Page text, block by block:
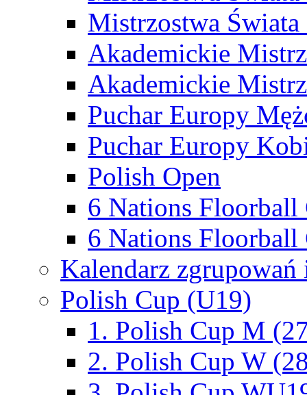
Mistrzostwa
Akademickie
Akademickie
Puchar Europy
Puchar Europy
Polish Open
6 Nations Floorball
6 Nations Floorball
Kalendarz
Polish Cup (U19)
1. Polish Cup M
2. Polish Cup W